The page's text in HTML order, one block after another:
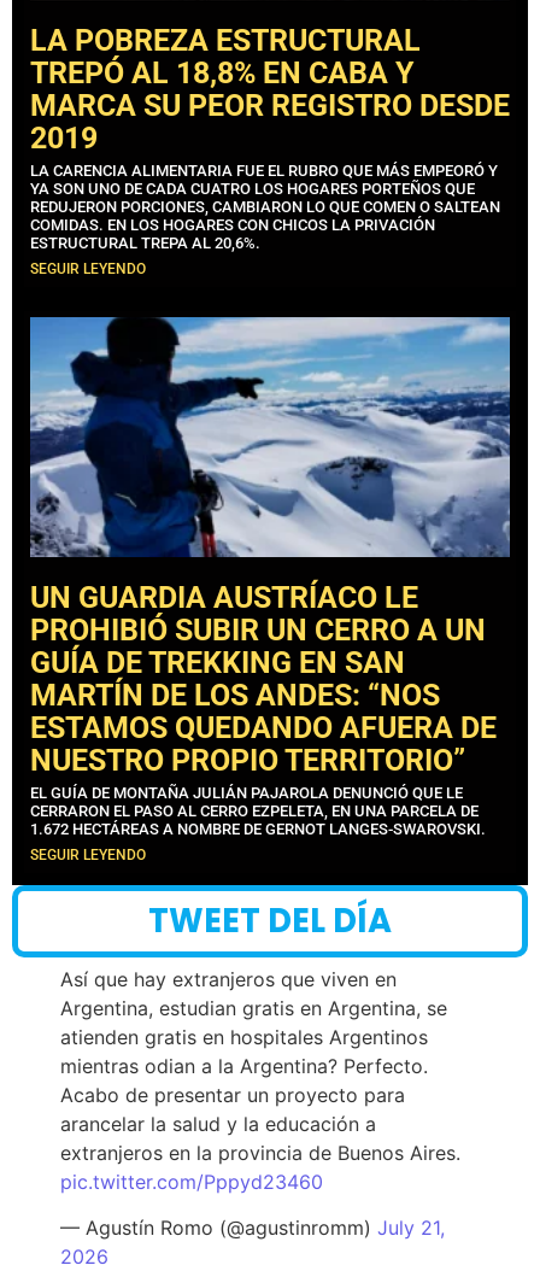
LA POBREZA ESTRUCTURAL
TREPÓ AL 18,8% EN CABA Y
MARCA SU PEOR REGISTRO DESDE
2019
LA CARENCIA ALIMENTARIA FUE EL RUBRO QUE MÁS EMPEORÓ Y
YA SON UNO DE CADA CUATRO LOS HOGARES PORTEÑOS QUE
REDUJERON PORCIONES, CAMBIARON LO QUE COMEN O SALTEAN
COMIDAS. EN LOS HOGARES CON CHICOS LA PRIVACIÓN
ESTRUCTURAL TREPA AL 20,6%.
SEGUIR LEYENDO
UN GUARDIA AUSTRÍACO LE
PROHIBIÓ SUBIR UN CERRO A UN
GUÍA DE TREKKING EN SAN
MARTÍN DE LOS ANDES: “NOS
ESTAMOS QUEDANDO AFUERA DE
NUESTRO PROPIO TERRITORIO”
EL GUÍA DE MONTAÑA JULIÁN PAJAROLA DENUNCIÓ QUE LE
CERRARON EL PASO AL CERRO EZPELETA, EN UNA PARCELA DE
1.672 HECTÁREAS A NOMBRE DE GERNOT LANGES-SWAROVSKI.
SEGUIR LEYENDO
TWEET DEL DÍA
Así que hay extranjeros que viven en
Argentina, estudian gratis en Argentina, se
atienden gratis en hospitales Argentinos
mientras odian a la Argentina? Perfecto.
Acabo de presentar un proyecto para
arancelar la salud y la educación a
extranjeros en la provincia de Buenos Aires.
pic.twitter.com/Pppyd23460
— Agustín Romo (@agustinromm) July 21,
2026